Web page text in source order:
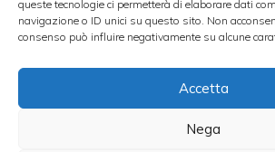
queste tecnologie ci permetterà di elaborare dati
navigazione o ID unici su questo sito. Non
consenso può influire negativamente su alcune
Accetta
Nega
Quando pulite i carciofi
con le mani annerite per effetto
per cui
potrete indossare dei guanti